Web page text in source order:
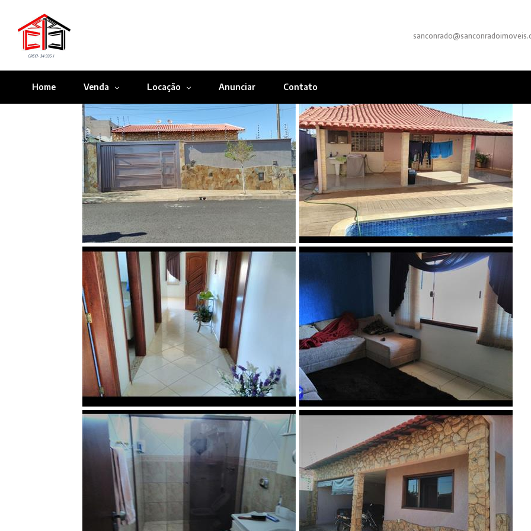
Home Venda Locação Anunciar Contato